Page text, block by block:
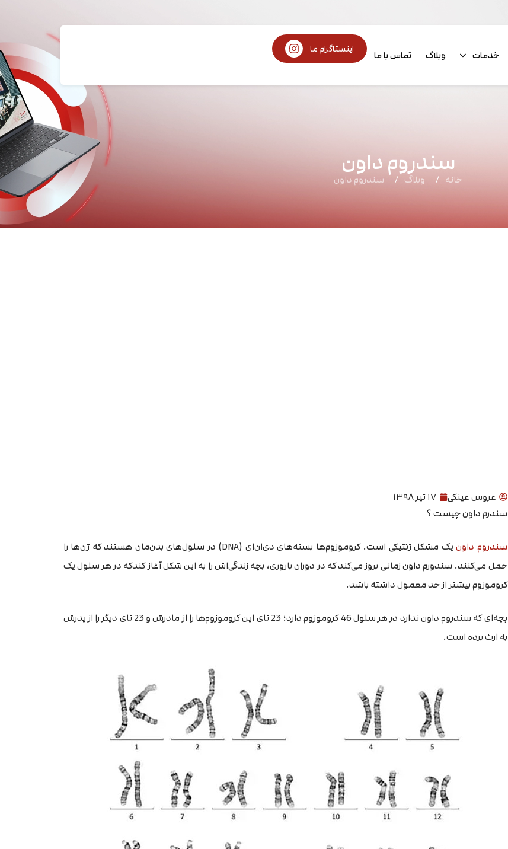
خدمات وبلاگ تماس با ما
اینستاگرام ما
سندروم داون
خانه وبلاگ سندروم داون
عروس عینکی
۱۷ تیر ۱۳۹۸
سندرم داون چیست ؟
سندروم داون
یک مشکل ژنتیکی است. کروموزوم‌ها بسته‌های دی‌ان‌ای (DNA) در سلول‌های بدن‌مان هستند که ژن‌ها را
حمل می‌کنند. سندورم داون زمانی بروز می‌کند که در دوران باروری، بچه زندگی‌اش را به این شکل آغاز کندکه در هر سلول یک
کروموزوم بیشتر از حد معمول داشته باشد.
بچه‌ای که سندروم داون ندارد در هر سلول 46 کروموزوم دارد؛ 23 تای این کروموزوم‌ها را از مادرش و 23 تای دیگر را از پدرش
به ارث برده است.